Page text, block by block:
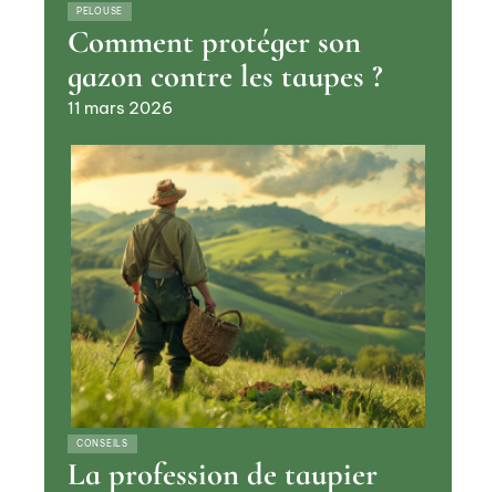
PELOUSE
Comment protéger son
gazon contre les taupes ?
11 mars 2026
CONSEILS
La profession de taupier